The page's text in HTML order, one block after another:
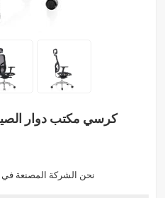
كرسي مكتب دوار
نحن الشركة المصنعة في